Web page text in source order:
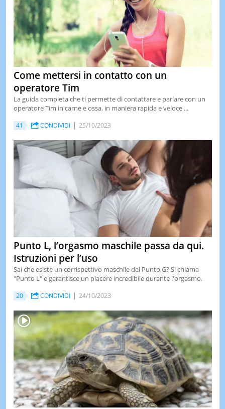
Come mettersi in contatto con un
operatore Tim
La guida completa che ti permette di contattare e parlare con un
operatore Tim in carne e ossa, in maniera rapida e veloce ...
41 CONDIVIDI 25/10/2023
Punto L, l’orgasmo maschile passa da qui.
Istruzioni per l’uso
Sai che esiste un corrispettivo maschile del Punto G? Si chiama
"Punto L" e garantisce un piacere incredibile durante l'orgasmo.
20 CONDIVIDI 24/10/2023